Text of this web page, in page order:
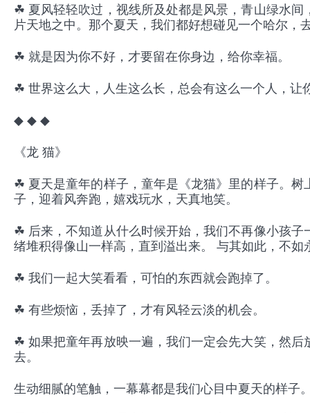
☘ 夏风轻轻吹过，视线所及处都是风景，青山绿水间
片天地之中。那个夏天，我们都好想碰见一个哈尔，
☘ 就是因为你不好，才要留在你身边，给你幸福。
☘ 世界这么大，人生这么长，总会有这么一个人，让
◆ ◆ ◆
《龙 猫》
☘ 夏天是童年的样子，童年是《龙猫》里的样子。树
子，迎着风奔跑，嬉戏玩水，天真地笑。
☘ 后来，不知道从什么时候开始，我们不再像小孩子
绪堆积得像山一样高，直到溢出来。 与其如此，不如
☘ 我们一起大笑看看，可怕的东西就会跑掉了。
☘ 有些烦恼，丢掉了，才有风轻云淡的机会。
☘ 如果把童年再放映一遍，我们一定会先大笑，然后
去。
生动细腻的笔触，一幕幕都是我们心目中夏天的样子